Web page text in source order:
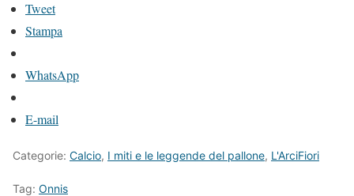
Tweet
Stampa
WhatsApp
E-mail
Categorie: Calcio, I miti e le leggende del pallone, L'ArciFiori
Tag: Onnis